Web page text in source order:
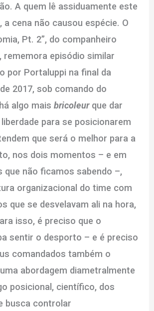
A quem lê assiduamente este
a cena não causou espécie. O
Pt. 2”, do companheiro
rememora episódio similar
por Portaluppi na final da
2017, sob comando do
algo maisbricoleurque dar
para se posicionarem
que será o melhor para a
nos dois momentos – e em
não ficamos sabendo –,
organizacional do time com
que se desvelavam ali na hora,
isso, é preciso que o
sentir o desporto – e é preciso
comandados também o
abordagem diametralmente
posicional, científico, dos
busca controlar